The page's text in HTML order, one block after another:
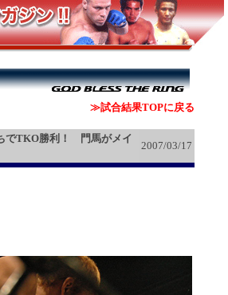
≫試合結果TOPに戻る
でTKO勝利！ 門馬がメイ
2007/03/17